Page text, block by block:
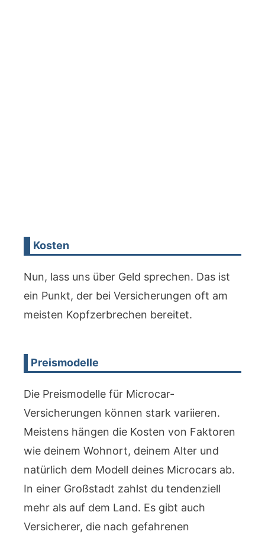
Kosten
Nun, lass uns über Geld sprechen. Das ist
ein Punkt, der bei Versicherungen oft am
meisten Kopfzerbrechen bereitet.
Preismodelle
Die Preismodelle für Microcar-
Versicherungen können stark variieren.
Meistens hängen die Kosten von Faktoren
wie deinem Wohnort, deinem Alter und
natürlich dem Modell deines Microcars ab.
In einer Großstadt zahlst du tendenziell
mehr als auf dem Land. Es gibt auch
Versicherer, die nach gefahrenen